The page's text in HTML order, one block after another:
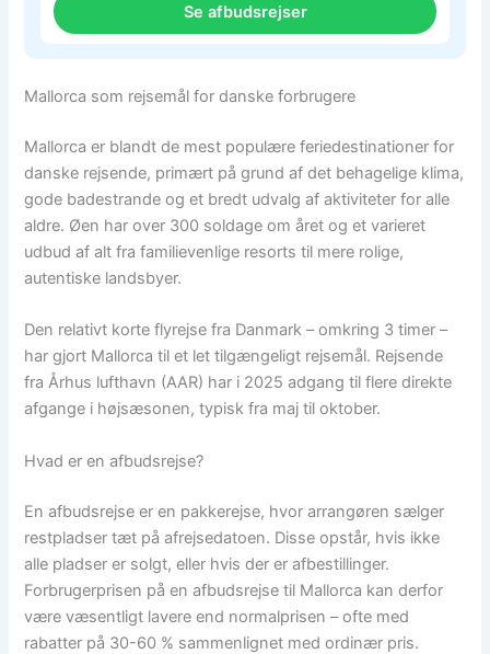
Se afbudsrejser
Mallorca som rejsemål for danske forbrugere
Mallorca er blandt de mest populære feriedestinationer for
danske rejsende, primært på grund af det behagelige klima,
gode badestrande og et bredt udvalg af aktiviteter for alle
aldre. Øen har over 300 soldage om året og et varieret
udbud af alt fra familievenlige resorts til mere rolige,
autentiske landsbyer.
Den relativt korte flyrejse fra Danmark – omkring 3 timer –
har gjort Mallorca til et let tilgængeligt rejsemål. Rejsende
fra Århus lufthavn (AAR) har i 2025 adgang til flere direkte
afgange i højsæsonen, typisk fra maj til oktober.
Hvad er en afbudsrejse?
En afbudsrejse er en pakkerejse, hvor arrangøren sælger
restpladser tæt på afrejsedatoen. Disse opstår, hvis ikke
alle pladser er solgt, eller hvis der er afbestillinger.
Forbrugerprisen på en afbudsrejse til Mallorca kan derfor
være væsentligt lavere end normalprisen – ofte med
rabatter på 30-60 % sammenlignet med ordinær pris.